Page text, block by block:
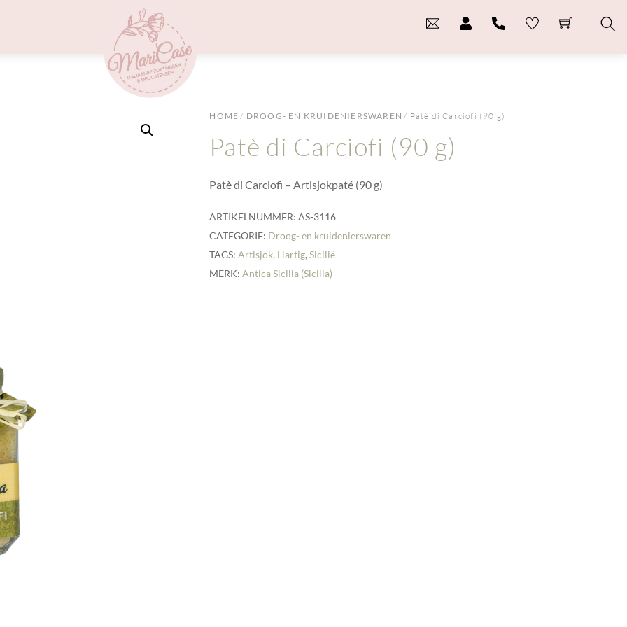
Menu
HOME / DROOG- EN KRUIDENIERSWAREN / Patè di Carciofi (90 g)
Patè di Carciofi (90 g)
Patè di Carciofi – Artisjokpaté (90 g)
ARTIKELNUMMER:AS-3116
CATEGORIE: Droog- en kruidenierswaren
TAGS:Artisjok, Hartig,Sicilië
MERK:Antica Sicilia (Sicilia)